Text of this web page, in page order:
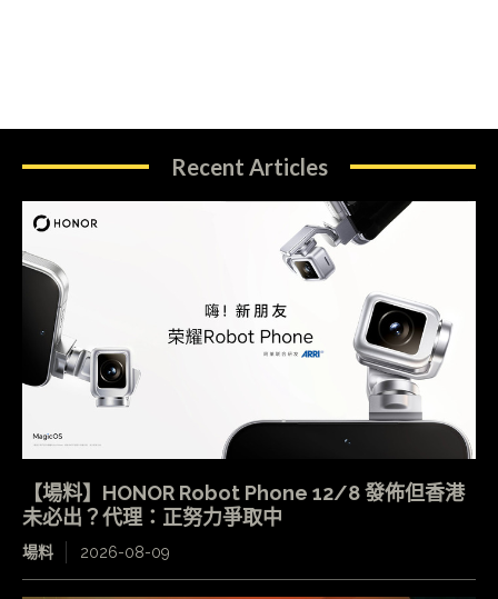
Recent Articles
【場料】HONOR Robot Phone 12/8 發佈但香港
未必出？代理：正努力爭取中
場料 2026-08-09